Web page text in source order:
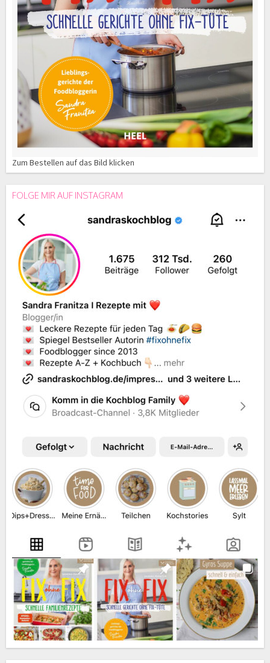
Zum Bestellen auf das Bild klicken
FOLGE MIR AUF INSTAGRAM